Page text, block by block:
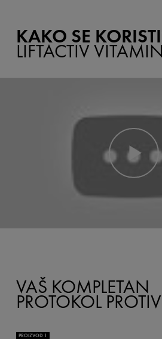
KAKO SE
LIFTACTIV
VAŠ KOMPLETAN
PROTOKOL
PROIZVOD 1